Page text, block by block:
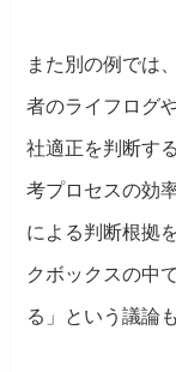
また別の例では
者のライフログ
社適正を判断す
考プロセスの効
による判断根拠
クボックスの中
る」という議論